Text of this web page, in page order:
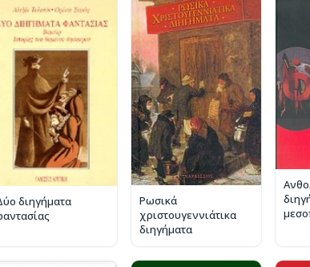
διηγήματα
Ρωσικά
χριστουγεννιάτικα
διηγήματα